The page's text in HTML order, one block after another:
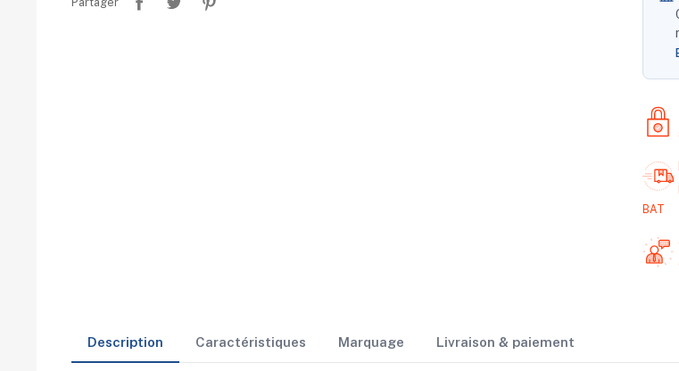
BAT
Description Caractéristiques Marquage Livraison & paiement